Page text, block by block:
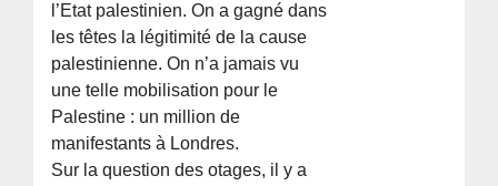
l’Etat palestinien. On a gagné dans
les têtes la légitimité de la cause
palestinienne. On n’a jamais vu
une telle mobilisation pour le
Palestine : un million de
manifestants à Londres.
Sur la question des otages, il y a